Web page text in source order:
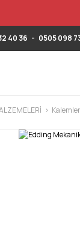
40 36 - 0505 098